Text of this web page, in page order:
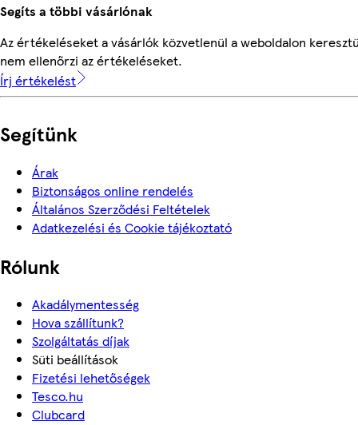
Segíts a többi vásárlónak
Az értékeléseket a vásárlók közvetlenül a weboldalon
nem ellenőrzi az értékeléseket.
Írj értékelést
Segítünk
Árak
Biztonságos online rendelés
Általános Szerződési Feltételek
Adatkezelési és Cookie tájékoztató
Rólunk
Akadálymentesség
Hova szállítunk?
Szolgáltatás díjak
Süti beállítások
Fizetési lehetőségek
Tesco.hu
Clubcard